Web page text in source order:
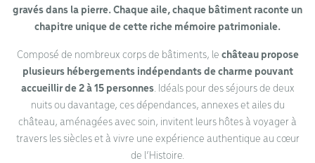
gravés dans la pierre. Chaque aile, chaque bâtiment raconte un
chapitre unique de cette riche mémoire patrimoniale.
Composé de nombreux corps de bâtiments, le château propose
plusieurs hébergements indépendants de charme pouvant
accueillir de 2 à 15 personnes. Idéals pour des séjours de deux
nuits ou davantage, ces dépendances, annexes et ailes du
château, aménagées avec soin, invitent leurs hôtes à voyager à
travers les siècles et à vivre une expérience authentique au cœur
de l’Histoire.